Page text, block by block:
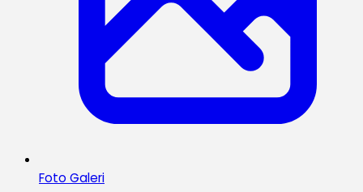
Foto Galeri